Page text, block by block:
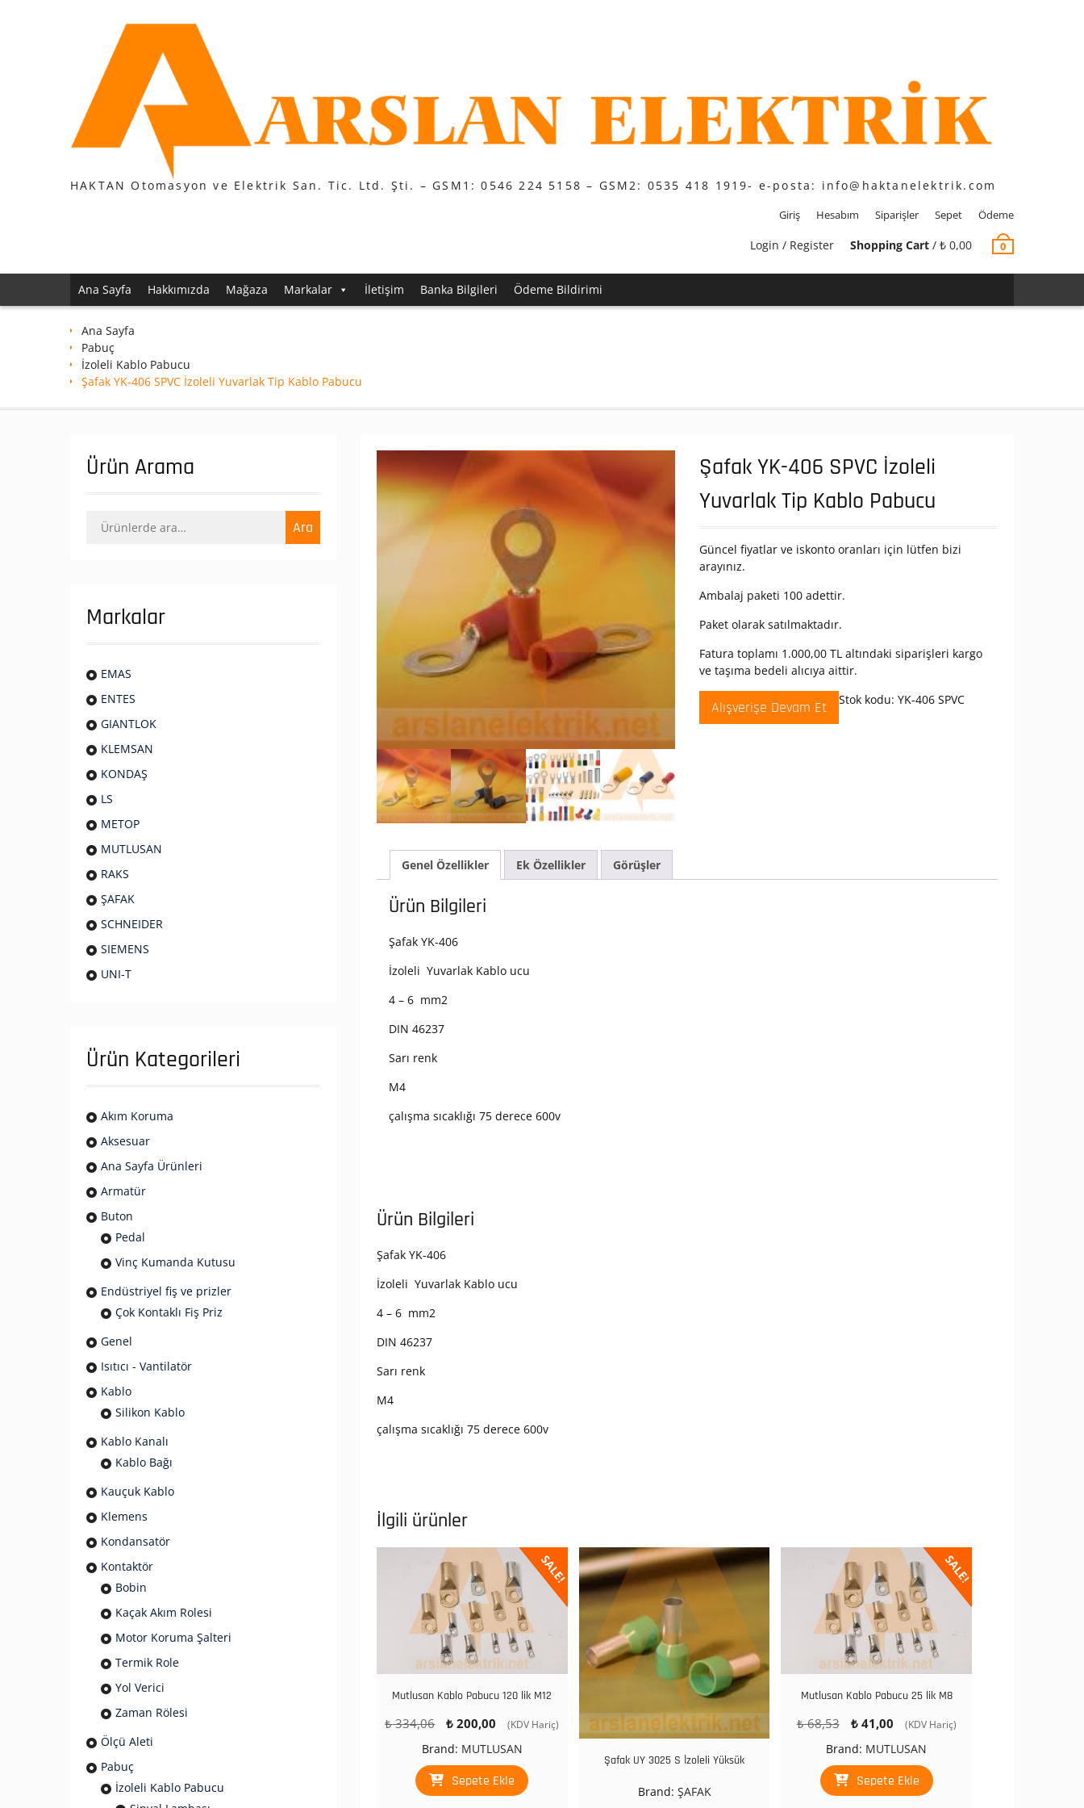
HAKTAN Otomasyon ve Elektrik San. Tic. Ltd. Şti. – GSM1: 0546 224 5158 – GSM2: 0535 418 1919- e-posta: info@haktanelektrik.com
Giriş Hesabım Siparişler Sepet Ödeme
Login / Register Shopping Cart / ₺ 0,00 0
Ana Sayfa Hakkımızda Mağaza Markalar İletişim Banka Bilgileri Ödeme Bildirimi
Ana Sayfa
Pabuç
İzoleli Kablo Pabucu
Şafak YK-406 SPVC İzoleli Yuvarlak Tip Kablo Pabucu
Şafak YK-406 SPVC İzoleli
Yuvarlak Tip Kablo Pabucu
Güncel fiyatlar ve iskonto oranları için lütfen bizi
arayınız.
Ambalaj paketi 100 adettir.
Paket olarak satılmaktadır.
Fatura toplamı 1.000,00 TL altındaki siparişleri kargo
ve taşıma bedeli alıcıya aittir.
Alışverişe Devam Et Stok kodu:YK-406 SPVC
Genel Özellikler Ek Özellikler Görüşler
Ürün Bilgileri
Şafak YK-406
İzoleli Yuvarlak Kablo ucu
4 – 6 mm2
DIN 46237
Sarı renk
M4
çalışma sıcaklığı 75 derece 600v
Ürün Bilgileri
Şafak YK-406
İzoleli Yuvarlak Kablo ucu
4 – 6 mm2
DIN 46237
Sarı renk
M4
çalışma sıcaklığı 75 derece 600v
İlgili ürünler
SALE!
Mutlusan Kablo Pabucu 120 lik M12
₺334,06
Orijinal
fiyat:
₺ 334,06.
₺ 200,00
Şu
fiyat:
₺ 200,00.
(KDV Hariç)
Brand: MUTLUSAN
Sepete Ekle
Şafak UY 3025 S İzoleli Yüksük
Brand: ŞAFAK
SALE!
Mutlusan Kablo Pabucu 25 lik M8
₺68,53
Orijinal
fiyat:
₺ 68,53.
₺41,00
Şu
fiyat:
₺ 41,00.
(KDV Hariç)
Brand: MUTLUSAN
Sepete Ekle
Ürün Arama
Ara: Ara
Markalar
EMAS
ENTES
GIANTLOK
KLEMSAN
KONDAŞ
LS
METOP
MUTLUSAN
RAKS
ŞAFAK
SCHNEIDER
SIEMENS
UNI-T
Ürün Kategorileri
Akım Koruma
Aksesuar
Ana Sayfa Ürünleri
Armatür
Buton
Pedal
Vinç Kumanda Kutusu
Endüstriyel fiş ve prizler
Çok Kontaklı Fiş Priz
Genel
Isıtıcı - Vantilatör
Kablo
Silikon Kablo
Kablo Kanalı
Kablo Bağı
Kauçuk Kablo
Klemens
Kondansatör
Kontaktör
Bobin
Kaçak Akım Rolesi
Motor Koruma Şalteri
Termik Role
Yol Verici
Zaman Rölesi
Ölçü Aleti
Pabuç
İzoleli Kablo Pabucu